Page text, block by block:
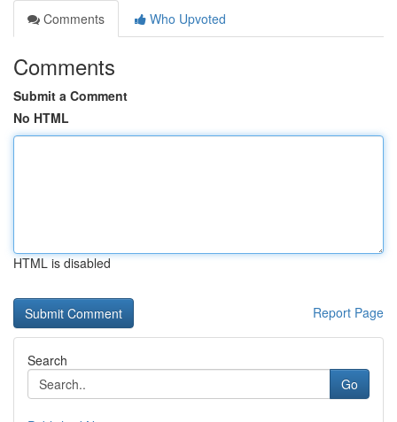
Comments
Who Upvoted
Comments
Submit a Comment
No HTML
HTML is disabled
Report Page
Search
Go